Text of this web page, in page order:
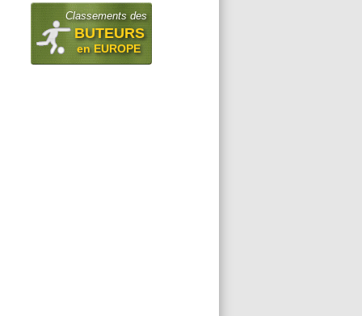
Classements des
BUTEURS
en EUROPE